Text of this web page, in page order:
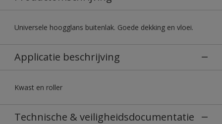
Universele hoogglans buitenlak. Goede dekking en vloei.
Applicatie beschrijving
Kwast en roller
Technische & veiligheidsdocumentatie